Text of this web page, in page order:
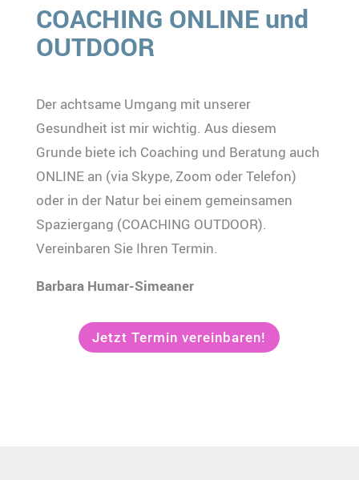
COACHING ONLINE und
OUTDOOR
Der achtsame Umgang mit unserer
Gesundheit ist mir wichtig. Aus diesem
Grunde biete ich Coaching und Beratung auch
ONLINE an (via Skype, Zoom oder Telefon)
oder in der Natur bei einem gemeinsamen
Spaziergang (COACHING OUTDOOR).
Vereinbaren Sie Ihren Termin.
Barbara Humar-Simeaner
Jetzt Termin vereinbaren!